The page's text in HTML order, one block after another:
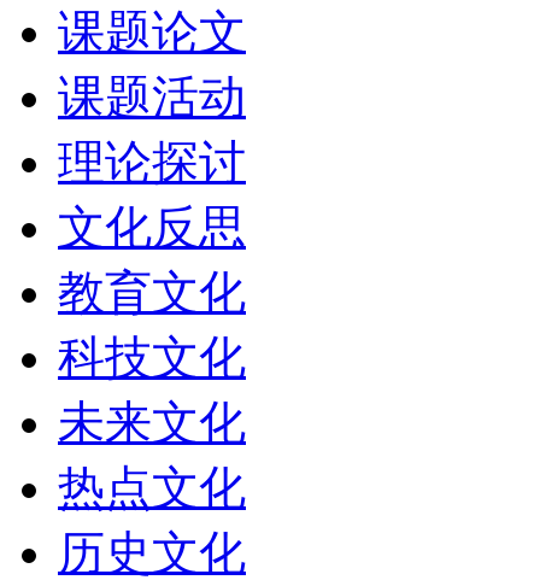
课题论文
课题活动
理论探讨
文化反思
教育文化
科技文化
未来文化
热点文化
历史文化